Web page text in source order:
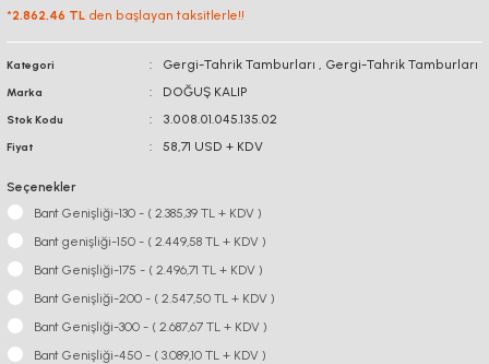
*2.862,46 TL den başlayan taksitlerle!!
Kategori Gergi-Tahrik Tamburları , Gergi-Tahrik Tamburları
Marka DOĞUŞ KALIP
Stok Kodu 3.008.01.045.135.02
Fiyat 58,71 USD + KDV
Seçenekler
Bant Genişliği-130 - ( 2.385,39 TL + KDV )
Bant genişliği-150 - ( 2.449,58 TL + KDV )
Bant Genişliği-175 - ( 2.496,71 TL + KDV )
Bant Genişliği-200 - ( 2.547,50 TL + KDV )
Bant Genişliği-300 - ( 2.687,67 TL + KDV )
Bant Genişliği-450 - ( 3.089,10 TL + KDV )